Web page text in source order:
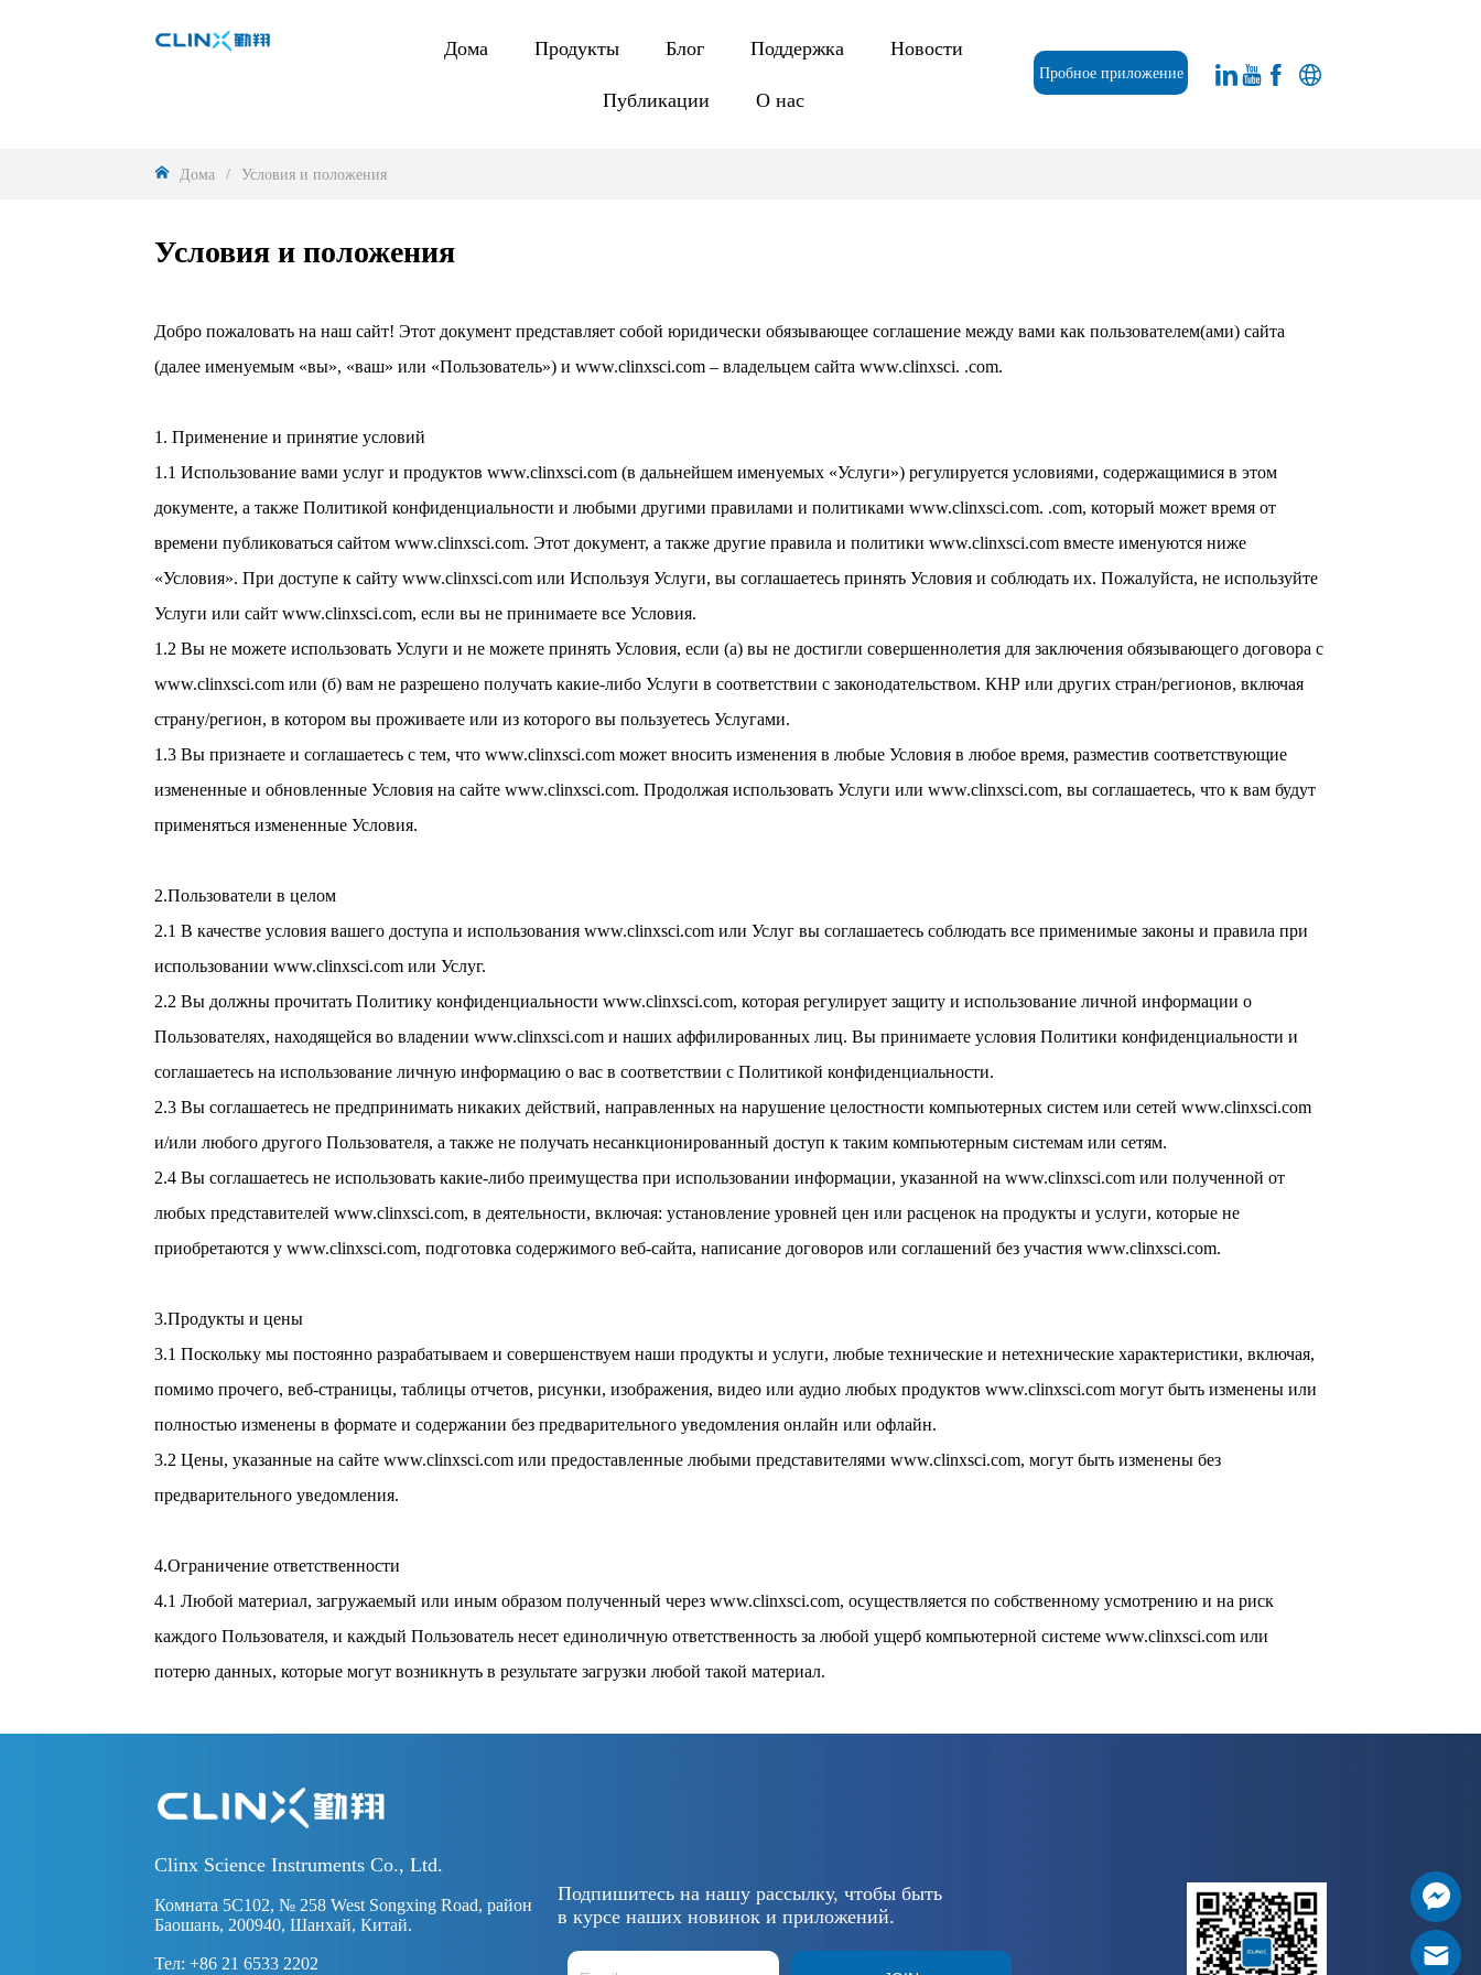
Дома Продукты Блог Поддержка Новости
Публикации О нас
Пробное приложение
Дома / Условия и положения
Условия и положения
Добро пожаловать на наш сайт! Этот документ представляет собой юридически обязывающее соглашение между вами как пользователем(ами) сайта
(далее именуемым «вы», «ваш» или «Пользователь») и www.clinxsci.com – владельцем сайта www.clinxsci. .com.
1. Применение и принятие условий
1.1 Использование вами услуг и продуктов www.clinxsci.com (в дальнейшем именуемых «Услуги») регулируется условиями, содержащимися в этом
документе, а также Политикой конфиденциальности и любыми другими правилами и политиками www.clinxsci.com. .com, который может время от
времени публиковаться сайтом www.clinxsci.com. Этот документ, а также другие правила и политики www.clinxsci.com вместе именуются ниже
«Условия». При доступе к сайту www.clinxsci.com или Используя Услуги, вы соглашаетесь принять Условия и соблюдать их. Пожалуйста, не используйте
Услуги или сайт www.clinxsci.com, если вы не принимаете все Условия.
1.2 Вы не можете использовать Услуги и не можете принять Условия, если (а) вы не достигли совершеннолетия для заключения обязывающего договора с
www.clinxsci.com или (б) вам не разрешено получать какие-либо Услуги в соответствии с законодательством. КНР или других стран/регионов, включая
страну/регион, в котором вы проживаете или из которого вы пользуетесь Услугами.
1.3 Вы признаете и соглашаетесь с тем, что www.clinxsci.com может вносить изменения в любые Условия в любое время, разместив соответствующие
измененные и обновленные Условия на сайте www.clinxsci.com. Продолжая использовать Услуги или www.clinxsci.com, вы соглашаетесь, что к вам будут
применяться измененные Условия.
2.Пользователи в целом
2.1 В качестве условия вашего доступа и использования www.clinxsci.com или Услуг вы соглашаетесь соблюдать все применимые законы и правила при
использовании www.clinxsci.com или Услуг.
2.2 Вы должны прочитать Политику конфиденциальности www.clinxsci.com, которая регулирует защиту и использование личной информации о
Пользователях, находящейся во владении www.clinxsci.com и наших аффилированных лиц. Вы принимаете условия Политики конфиденциальности и
соглашаетесь на использование личную информацию о вас в соответствии с Политикой конфиденциальности.
2.3 Вы соглашаетесь не предпринимать никаких действий, направленных на нарушение целостности компьютерных систем или сетей www.clinxsci.com
и/или любого другого Пользователя, а также не получать несанкционированный доступ к таким компьютерным системам или сетям.
2.4 Вы соглашаетесь не использовать какие-либо преимущества при использовании информации, указанной на www.clinxsci.com или полученной от
любых представителей www.clinxsci.com, в деятельности, включая: установление уровней цен или расценок на продукты и услуги, которые не
приобретаются у www.clinxsci.com, подготовка содержимого веб-сайта, написание договоров или соглашений без участия www.clinxsci.com.
3.Продукты и цены
3.1 Поскольку мы постоянно разрабатываем и совершенствуем наши продукты и услуги, любые технические и нетехнические характеристики, включая,
помимо прочего, веб-страницы, таблицы отчетов, рисунки, изображения, видео или аудио любых продуктов www.clinxsci.com могут быть изменены или
полностью изменены в формате и содержании без предварительного уведомления онлайн или офлайн.
3.2 Цены, указанные на сайте www.clinxsci.com или предоставленные любыми представителями www.clinxsci.com, могут быть изменены без
предварительного уведомления.
4.Ограничение ответственности
4.1 Любой материал, загружаемый или иным образом полученный через www.clinxsci.com, осуществляется по собственному усмотрению и на риск
каждого Пользователя, и каждый Пользователь несет единоличную ответственность за любой ущерб компьютерной системе www.clinxsci.com или
потерю данных, которые могут возникнуть в результате загрузки любой такой материал.
Clinx Science Instruments Co., Ltd.
Комната 5C102, № 258 West Songxing Road, район
Баошань, 200940, Шанхай, Китай.
Тел: +86 21 6533 2202
Подпишитесь на нашу рассылку, чтобы быть
в курсе наших новинок и приложений.